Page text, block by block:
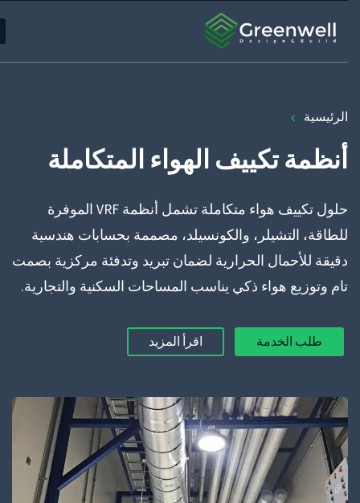
الرئيسية ›
أنظمة تكييف الهواء المتكاملة
حلول تكييف هواء متكاملة تشمل أنظمة VRF الموفرة
للطاقة، التشيلر، والكونسيلد، مصممة بحسابات هندسية
دقيقة للأحمال الحرارية لضمان تبريد وتدفئة مركزية بصمت
تام وتوزيع هواء ذكي يناسب المساحات السكنية والتجارية.
طلب الخدمة اقرأ المزيد